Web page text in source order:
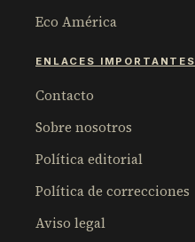
Eco América
ENLACES IMPORTANTES
Contacto
Sobre nosotros
Política editorial
Política de correcciones
Aviso legal